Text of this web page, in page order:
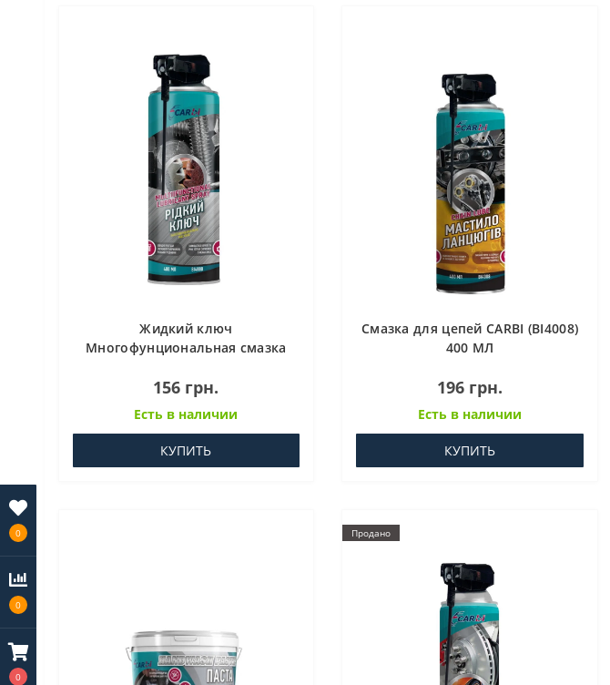
0
0
0
Жидкий ключ
Многофунциональная смазка
156 грн.
Есть в наличии
КУПИТЬ
Смазка для цепей CARBI (BI4008)
400 МЛ
196 грн.
Есть в наличии
КУПИТЬ
Продано